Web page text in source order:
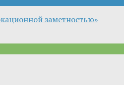
заметностью»